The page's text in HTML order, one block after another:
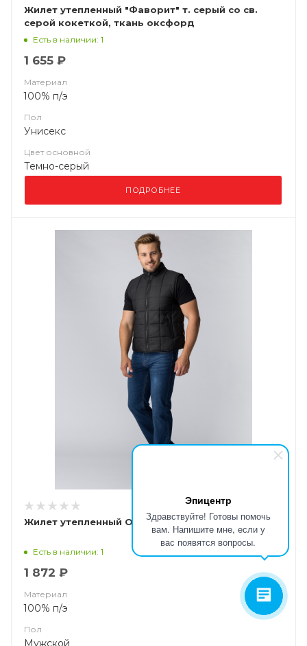
Эпицентр
Здравствуйте! Готовы помочь
вам. Напишите мне, если у
вас появятся вопросы.
Жилет утепленный "Фаворит" т. серый со св.
серой кокеткой, ткань оксфорд
Есть в наличии: 1
1 655 ₽
Материал
100% п/э
Пол
Унисекс
Цвет основной
Темно-серый
ПОДРОБНЕЕ
Жилет утепленный Офис (Дюспо), черный (ЧЗ)
Есть в наличии: 1
1 872 ₽
Материал
100% п/э
Пол
Мужской